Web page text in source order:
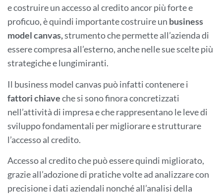
e costruire un accesso al credito ancor più forte e
proficuo, è quindi importante costruire un business
model canvas,strumento che permette all’azienda di
essere compresa all’esterno, anche nelle sue scelte più
strategiche e lungimiranti.
Il business model canvas può infatti contenere i
fattori chiaveche si sono finora concretizzati
nell’attività di impresa e che rappresentano le leve di
sviluppo fondamentali per migliorare e strutturare
l’accesso al credito.
Accesso al credito che può essere quindi migliorato,
grazie all’adozione di pratiche volte ad analizzare con
precisione i dati aziendali nonché all’analisi della